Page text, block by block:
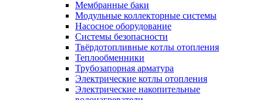
Мембранные баки
Модульные коллекторные системы
Насосное оборудование
Системы безопасности
Твёрдотопливные котлы отопления
Теплообменники
Трубозапорная арматура
Электрические котлы отопления
Электрические накопительные